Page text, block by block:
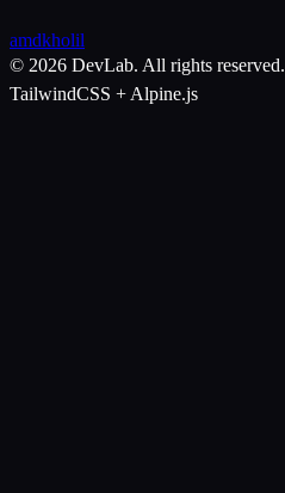
amdkholil
© 2026 DevLab. All rights reserved.
TailwindCSS + Alpine.js